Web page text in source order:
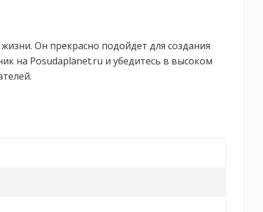
Он прекрасно подойдет для создания
на Posudaplanet.ru и убедитесь в высоком